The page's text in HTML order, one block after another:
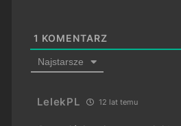
1 KOMENTARZ
Najstarsze
LelekPL 12 lat temu